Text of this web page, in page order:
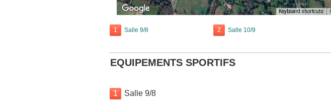
Keyboard shortcuts
1 Salle 9/8 2 Salle 10/9
EQUIPEMENTS SPORTIFS
1 Salle 9/8